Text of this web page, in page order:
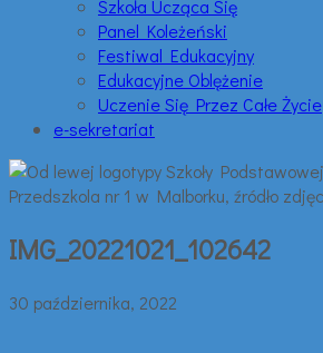
Szkoła Ucząca Się
Panel Koleżeński
Festiwal Edukacyjny
Edukacyjne Oblężenie
Uczenie Się Przez Całe Życie
e-sekretariat
IMG_20221021_102642
30 października, 2022